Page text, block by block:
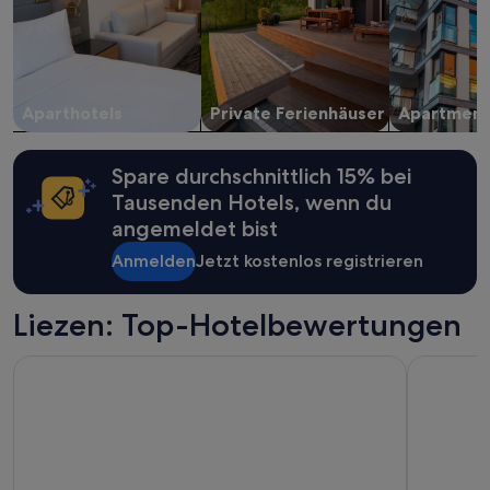
Aparthotels Private Ferienhäuser
Spare durchschnittlich 15% bei
Tausenden Hotels, wenn du
angemeldet bist
AnmeldenJetzt kostenlos registrieren
Liezen: Top-Hotelbewertungen